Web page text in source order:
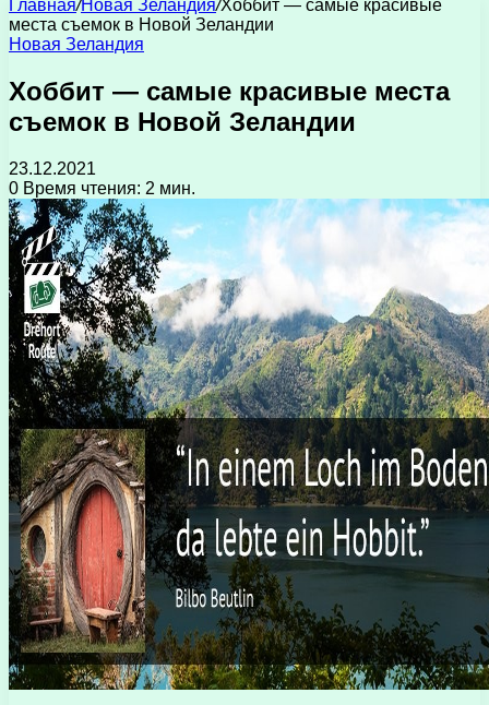
Главная/Новая Зеландия/Хоббит — самые красивые
места съемок в Новой Зеландии
Новая Зеландия
Хоббит — самые красивые места
съемок в Новой Зеландии
23.12.2021
0 Время чтения: 2 мин.